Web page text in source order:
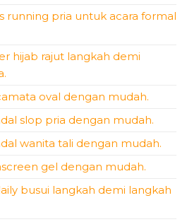
running pria untuk acara formal
hijab rajut langkah demi
oval dengan mudah.
slop pria dengan mudah.
wanita tali dengan mudah.
gel dengan mudah.
busui langkah demi langkah